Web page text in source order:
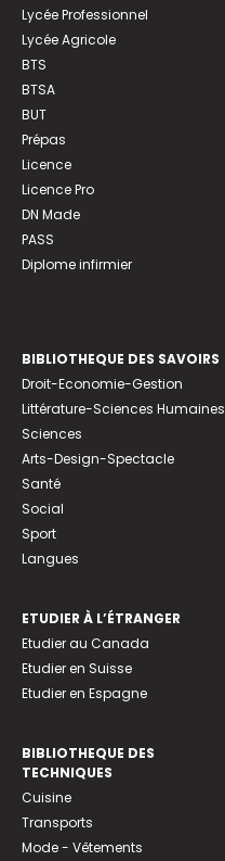
Lycée Professionnel
Lycée Agricole
BTS
BTSA
BUT
Prépas
Licence
Licence Pro
DN Made
PASS
Diplome infirmier
BIBLIOTHEQUE DES SAVOIRS
Droit-Economie-Gestion
Littérature-Sciences Humaines
Sciences
Arts-Design-Spectacle
Santé
Social
Sport
Langues
ETUDIER À L’ÉTRANGER
Etudier au Canada
Etudier en Suisse
Etudier en Espagne
BIBLIOTHEQUE DES
TECHNIQUES
Cuisine
Transports
Mode - Vêtements